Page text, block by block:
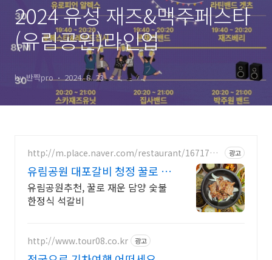
2024 유성 재즈&맥주페스타
(유림공원)라인업
by 반짝pro 2024. 8. 23.
http://m.place.naver.com/restaurant/1671722
광고
유림공원 대포갈비 청정 꿀로 재
운 꿀꿀갈비
유림공원추천, 꿀로 재운 담양 숯불
한정식 석갈비
http://www.tour08.co.kr 광고